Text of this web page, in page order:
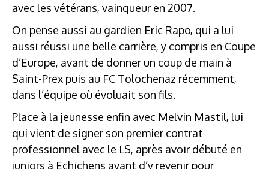
avec les vétérans, vainqueur en 2007.
On pense aussi au gardien Eric Rapo, qui a lui
aussi réussi une belle carrière, y compris en Coupe
d’Europe, avant de donner un coup de main à
Saint-Prex puis au FC Tolochenaz récemment,
dans l’équipe où évoluait son fils.
Place à la jeunesse enfin avec Melvin Mastil, lui
qui vient de signer son premier contrat
professionnel avec le LS, après avoir débuté en
juniors à Echichens avant d’y revenir pour